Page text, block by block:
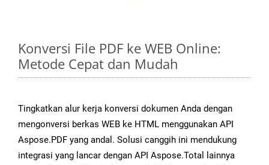
Konversi File PDF ke WEB Online:
Metode Cepat dan Mudah
Tingkatkan alur kerja konversi dokumen Anda dengan
mengonversi berkas WEB ke HTML menggunakan API
Aspose.PDF yang andal. Solusi canggih ini mendukung
integrasi yang lancar dengan API Aspose.Total lainnya